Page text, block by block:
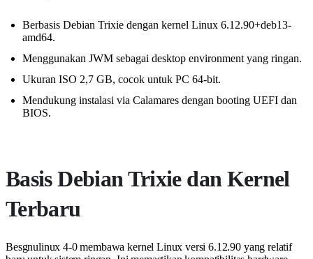
Berbasis Debian Trixie dengan kernel Linux 6.12.90+deb13-
amd64.
Menggunakan JWM sebagai desktop environment yang ringan.
Ukuran ISO 2,7 GB, cocok untuk PC 64-bit.
Mendukung instalasi via Calamares dengan booting UEFI dan
BIOS.
Basis Debian Trixie dan Kernel
Terbaru
Besgnulinux 4-0 membawa kernel Linux versi 6.12.90 yang relatif